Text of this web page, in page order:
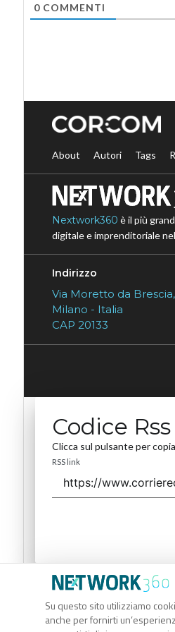
0COMMENTI
Su questo sito utilizziamo
anche per fornirti
About Autori Tags
Nextwork360 è il più
digitale e imprenditoriale
Indirizzo
Via Moretto da
Milano - Italia
CAP 20133
Codice Rss
Clicca sul pulsante per
RSS link
Codice Rss
Clicca sul pulsante per
RSS link